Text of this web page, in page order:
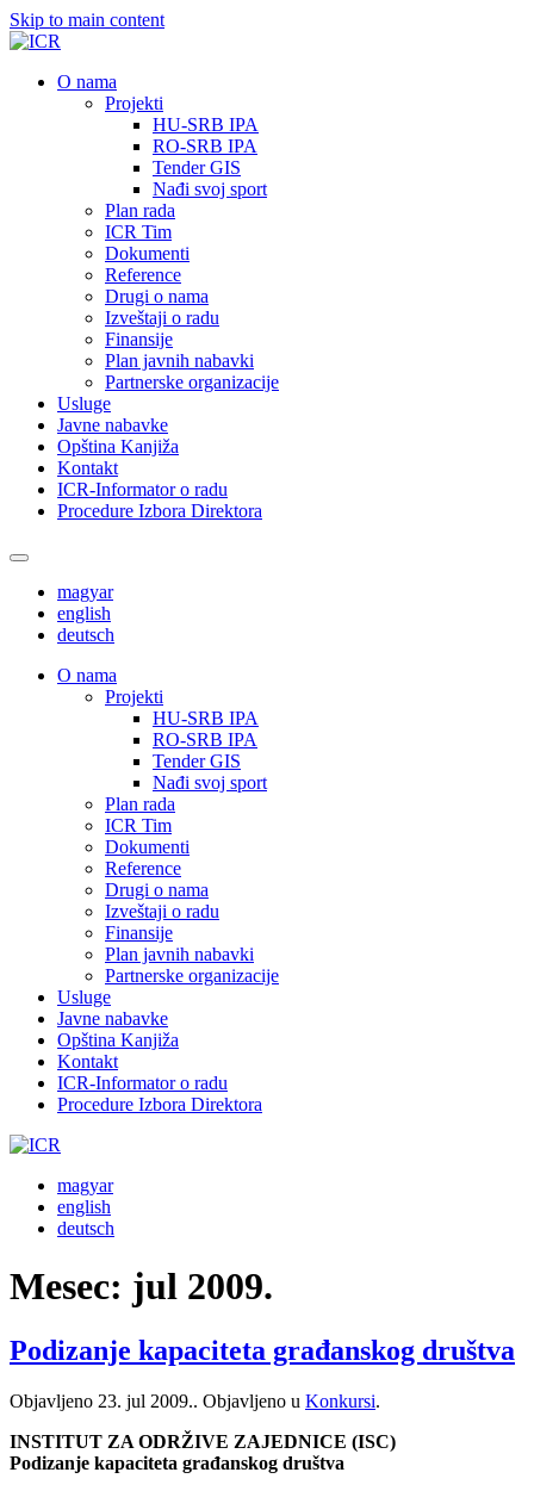
Skip to main content
О nama
Projekti
HU-SRB IPA
RO-SRB IPA
Tender GIS
Nađi svoj sport
Plan rada
ICR Tim
Dokumenti
Reference
Drugi o nama
Izveštaji o radu
Finansije
Plan javnih nabavki
Partnerske organizacije
Usluge
Javne nabavke
Opština Kanjiža
Kontakt
ICR-Informator o radu
Procedure Izbora Direktora
magyar
english
deutsch
О nama
Projekti
HU-SRB IPA
RO-SRB IPA
Tender GIS
Nađi svoj sport
Plan rada
ICR Tim
Dokumenti
Reference
Drugi o nama
Izveštaji o radu
Finansije
Plan javnih nabavki
Partnerske organizacije
Usluge
Javne nabavke
Opština Kanjiža
Kontakt
ICR-Informator o radu
Procedure Izbora Direktora
magyar
english
deutsch
Mesec: jul 2009.
Podizanje kapaciteta građanskog društva
Objavljeno 23. jul 2009.. Objavljeno u Konkursi.
INSTITUT ZA ODRŽIVE ZAJEDNICE (ISC)
Podizanje kapaciteta građanskog društva